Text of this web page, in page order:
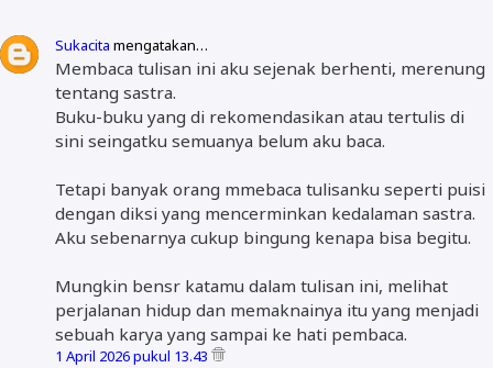
Sukacita mengatakan…
Membaca tulisan ini aku sejenak berhenti, merenung
tentang sastra.
Buku-buku yang di rekomendasikan atau tertulis di
sini seingatku semuanya belum aku baca.
Tetapi banyak orang mmebaca tulisanku seperti puisi
dengan diksi yang mencerminkan kedalaman sastra.
Aku sebenarnya cukup bingung kenapa bisa begitu.
Mungkin bensr katamu dalam tulisan ini, melihat
perjalanan hidup dan memaknainya itu yang menjadi
sebuah karya yang sampai ke hati pembaca.
1 April 2026 pukul 13.43